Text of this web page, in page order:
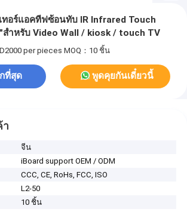
อร์แอคทีฟซ้อนทับ IR Infrared Touch
สำหรับ Video Wall / kiosk / touch TV
per pieces MOQ：10 ชิ้น
ที่สุด พูดคุยกันเดี๋ยวนี้
า
จีน
iBoard support OEM / ODM
CCC, CE, RoHs, FCC, ISO
L2-50
10 ชิ้น